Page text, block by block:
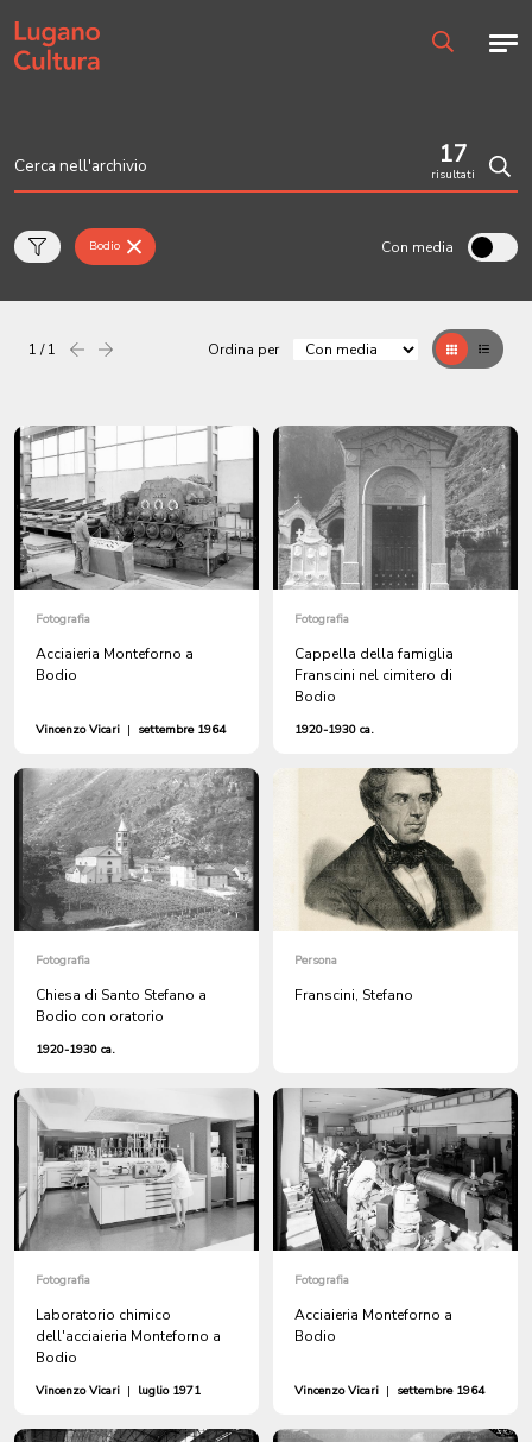
Home page
17
risultati
Bodio Con media
1 / 1 Precedentesuccessiva Ordina per GrigliaTable
Fotografia
Acciaieria Monteforno a
Bodio
Vincenzo Vicari | settembre 1964
Fotografia
Cappella della famiglia
Franscini nel cimitero di
Bodio
1920-1930 ca.
Fotografia
Chiesa di Santo Stefano a
Bodio con oratorio
1920-1930 ca.
Persona
Franscini, Stefano
Fotografia
Laboratorio chimico
dell'acciaieria Monteforno a
Bodio
Vincenzo Vicari | luglio 1971
Fotografia
Acciaieria Monteforno a
Bodio
Vincenzo Vicari | settembre 1964